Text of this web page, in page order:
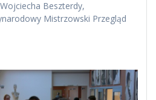
Beszterdy,
Mistrzowski Przegląd